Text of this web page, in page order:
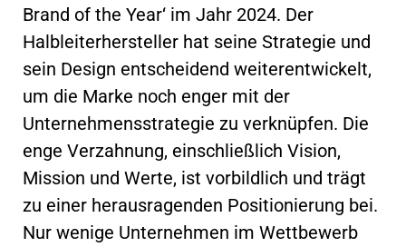
Brand of the Year‘ im Jahr 2024. Der
Halbleiterhersteller hat seine Strategie und
sein Design entscheidend weiterentwickelt,
um die Marke noch enger mit der
Unternehmensstrategie zu verknüpfen. Die
enge Verzahnung, einschließlich Vision,
Mission und Werte, ist vorbildlich und trägt
zu einer herausragenden Positionierung bei.
Nur wenige Unternehmen im Wettbewerb